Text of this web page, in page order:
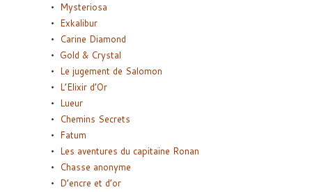
Mysteriosa
Exkalibur
Carine Diamond
Gold & Crystal
Le jugement de Salomon
L’Elixir d’Or
Lueur
Chemins Secrets
Fatum
Les aventures du capitaine Ronan
Chasse anonyme
D’encre et d’or